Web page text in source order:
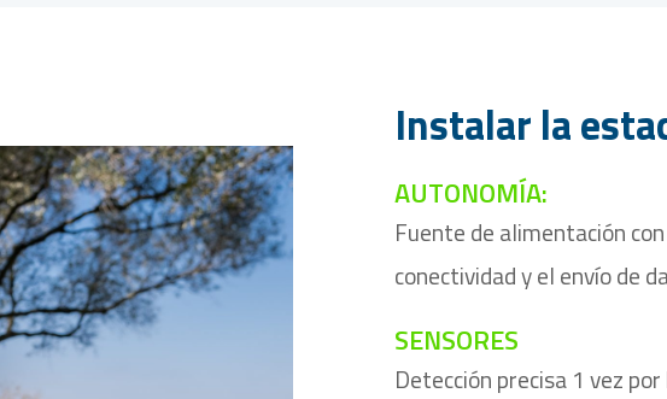
Instalar la
AUTONOMÍA:
Fuente de alimentación
conectividad y el envío de
SENSORES
Detección precisa 1 vez